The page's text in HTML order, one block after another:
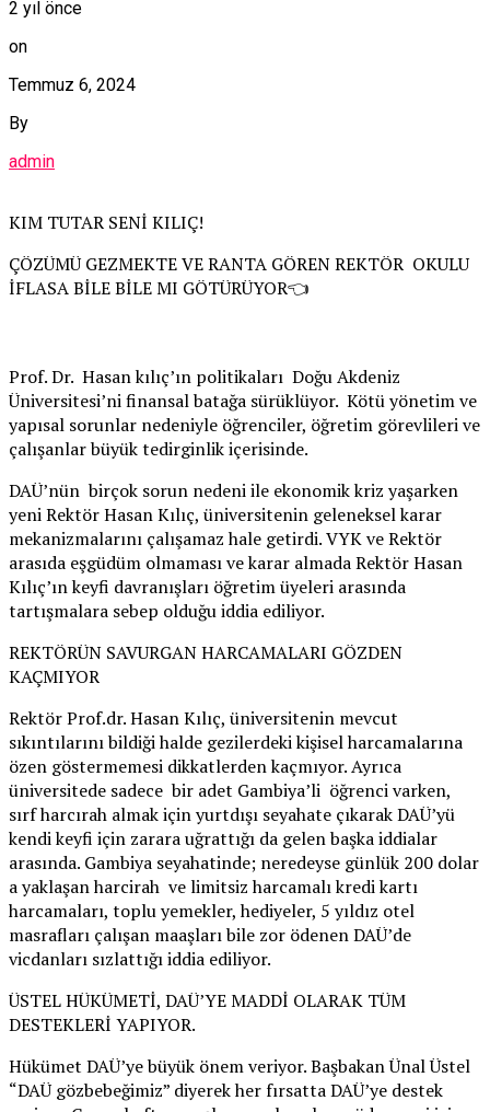
2 yıl önce
on
Temmuz 6, 2024
By
admin
KIM TUTAR SENİ KILIÇ!
ÇÖZÜMÜ GEZMEKTE VE RANTA GÖREN REKTÖR OKULU
İFLASA BİLE BİLE MI GÖTÜRÜYOR👈
Prof. Dr. Hasan kılıç’ın politikaları Doğu Akdeniz
Üniversitesi’ni finansal batağa sürüklüyor. Kötü yönetim ve
yapısal sorunlar nedeniyle öğrenciler, öğretim görevlileri ve
çalışanlar büyük tedirginlik içerisinde.
DAÜ’nün birçok sorun nedeni ile ekonomik kriz yaşarken
yeni Rektör Hasan Kılıç, üniversitenin geleneksel karar
mekanizmalarını çalışamaz hale getirdi. VYK ve Rektör
arasıda eşgüdüm olmaması ve karar almada Rektör Hasan
Kılıç’ın keyfi davranışları öğretim üyeleri arasında
tartışmalara sebep olduğu iddia ediliyor.
REKTÖRÜN SAVURGAN HARCAMALARI GÖZDEN
KAÇMIYOR
Rektör Prof.dr. Hasan Kılıç, üniversitenin mevcut
sıkıntılarını bildiği halde gezilerdeki kişisel harcamalarına
özen göstermemesi dikkatlerden kaçmıyor. Ayrıca
üniversitede sadece bir adet Gambiya’li öğrenci varken,
sırf harcırah almak için yurtdışı seyahate çıkarak DAÜ’yü
kendi keyfi için zarara uğrattığı da gelen başka iddialar
arasında. Gambiya seyahatinde; neredeyse günlük 200 dolar
a yaklaşan harcirah ve limitsiz harcamalı kredi kartı
harcamaları, toplu yemekler, hediyeler, 5 yıldız otel
masrafları çalışan maaşları bile zor ödenen DAÜ’de
vicdanları sızlattığı iddia ediliyor.
ÜSTEL HÜKÜMETİ, DAÜ’YE MADDİ OLARAK TÜM
DESTEKLERİ YAPIYOR.
Hükümet DAÜ’ye büyük önem veriyor. Başbakan Ünal Üstel
“DAÜ gözbebeğimiz” diyerek her fırsatta DAÜ’ye destek